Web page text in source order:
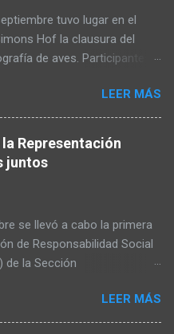
tuvo lugar en el
Hof la clausura del
de aves. Participantes,
para admirar las fotos
juntos el concurso. Al inicio,
bienvenida a los presentes.
miembro del Consejo de
Dück, habló sobre la
y felicitó a los participantes
una parte de las fotografías
el calendario del próximo
su agradecimiento a los
A continuación, Elvin
el Comité de Conservación
LEER MÁS
Representación
juntos
se llevó a cabo la primera
de Responsabilidad Social
de la Sección
Organizacional (D.O.). El
fue reflejar los
LEER MÁS